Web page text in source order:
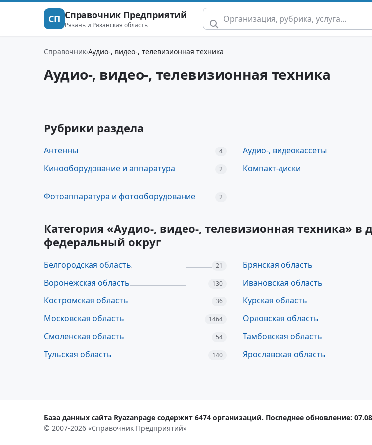
СП Справочник Предприятий
Рязань и Рязанская область
Справочник Аудио-, видео-, телевизионная техника
Аудио-, видео-, телевизионная техника
Рубрики раздела
Антенны 4 Аудио-, видеокассеты
Кинооборудование и аппаратура 2 Компакт-диски
Фотоаппаратура и фотооборудование 2
Категория «Аудио-, видео-, телевизионная техника»
федеральный округ
Белгородская область 21 Брянская область
Воронежская область 130 Ивановская область
Костромская область 36 Курская область
Московская область 1464 Орловская область
Смоленская область 54 Тамбовская область
Тульская область 140 Ярославская область
База данных сайта Ryazanpage содержит 6474 организаций. Последнее обновление:
© 2007-2026 «Справочник Предприятий»